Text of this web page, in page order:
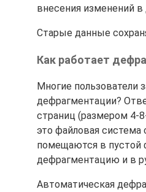
внесения изменений в
Старые данные
Как работает
Многие пользователи
дефрагментации?
страниц (размером 4-
это файловая
помещаются в пустой
дефрагментацию и в
Автоматическая